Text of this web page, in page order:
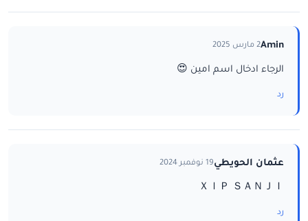
Amin2 مارس 2025
الرجاء ادخال اسم امين 😍
رد
عثمان الحويطي19 نوفمبر 2024
ＸｌＰ ＳＡＮＪＩ
رد